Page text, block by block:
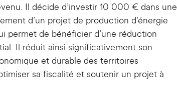
Il décide d’investir 10 000 € dans une
d’un projet de production d’énergie
permet de bénéficier d’une réduction
Il réduit ainsi significativement son
et durable des territoires
sa fiscalité et soutenir un projet à